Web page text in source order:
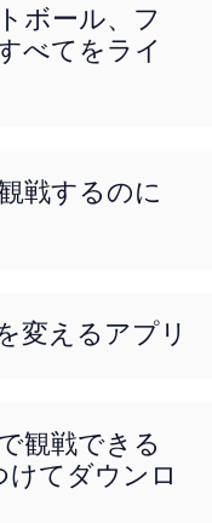
ボール、フ
べてをライ
戦するのに
変えるアプリ
観戦できる
けてダウンロ